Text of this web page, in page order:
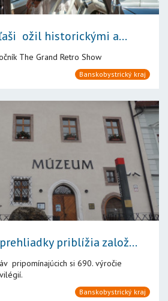
ožil historickými a...
The Grand Retro Show
Banskobystrický kraj
priblížia založ...
pripomínajúcich si 690. výročie
Banskobystrický kraj